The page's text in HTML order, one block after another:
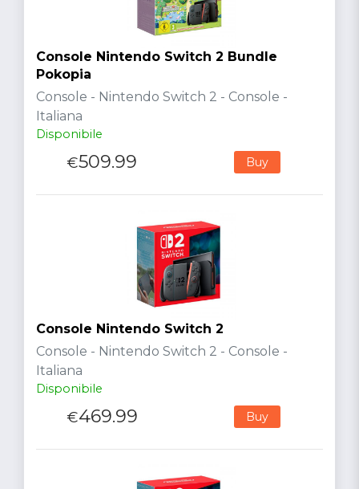
Console Nintendo Switch 2 Bundle
Pokopia
Console - Nintendo Switch 2 - Console -
Italiana
Disponibile
€509.99 Buy
Console Nintendo Switch 2
Console - Nintendo Switch 2 - Console -
Italiana
Disponibile
€469.99 Buy